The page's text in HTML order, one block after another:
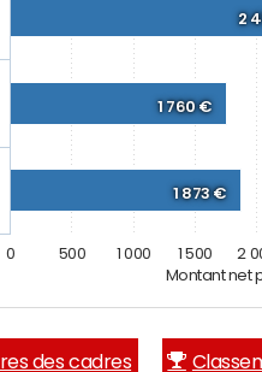
Montant net
2
1 760 €
1 873 €
0 500 1 000 1 500 2
des cadres